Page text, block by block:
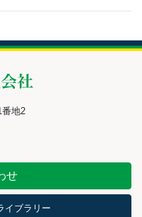
番地2
せ
イブラリー